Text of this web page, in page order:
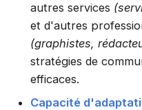
autres services
et d'autres
(graphistes,
stratégies de
efficaces.
Capacité